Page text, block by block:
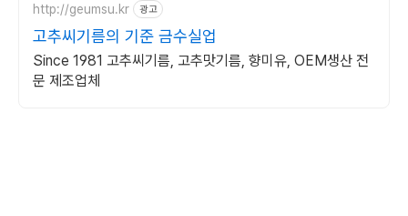
http://geumsu.kr 광고
고추씨기름의 기준 금수실업
Since 1981 고추씨기름, 고추맛기름, 향미유, OEM생산 전
문 제조업체